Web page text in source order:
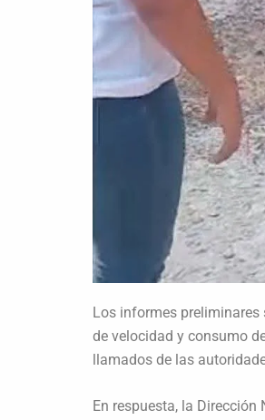
Los informes
de velocidad y consumo
llamados de las
En respuesta, la